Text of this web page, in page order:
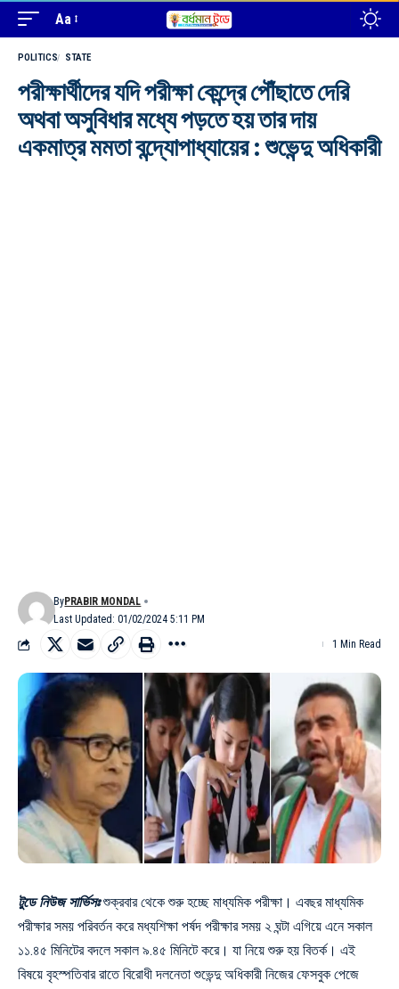
Aa
POLITICS STATE
পরীক্ষার্থীদের যদি পরীক্ষা কেন্দ্রে পৌঁছাতে দেরি
অথবা অসুবিধার মধ্যে পড়তে হয় তার দায়
একমাত্র মমতা বন্দ্যোপাধ্যায়ের : শুভেন্দু অধিকারী
Last Updated: 01/02/2024 5:11 PM
ByPRABIR MONDAL
1 Min Read
টুডে নিউজ সার্ভিসঃশুক্রবার থেকে শুরু হচ্ছে মাধ্যমিক পরীক্ষা। এবছর মাধ্যমিক
পরীক্ষার সময় পরিবর্তন করে মধ্যশিক্ষা পর্ষদ পরীক্ষার সময় ২ ঘন্টা এগিয়ে এনে সকাল
১১.৪৫ মিনিটের বদলে সকাল ৯.৪৫ মিনিটে করে। যা নিয়ে শুরু হয় বিতর্ক। এই
বিষয়ে বৃহস্পতিবার রাতে বিরোধী দলনেতা শুভেন্দু অধিকারী নিজের ফেসবুক পেজে